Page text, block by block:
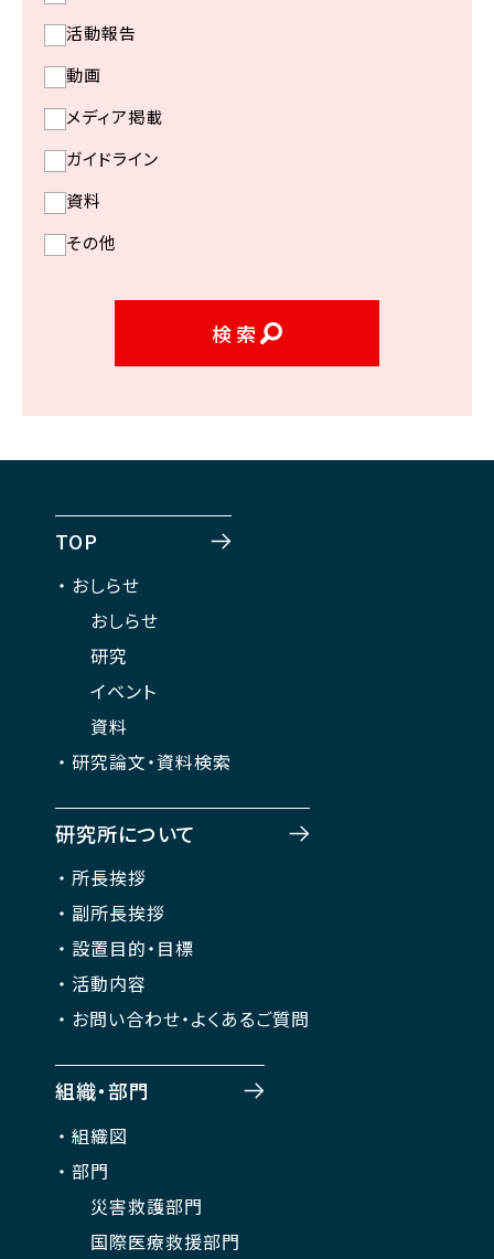
活動報告
動画
メディア掲載
ガイドライン
資料
その他
検索
TOP
おしらせ
おしらせ
研究
イベント
資料
研究論文・資料検索
研究所について
所長挨拶
副所長挨拶
設置目的・目標
活動内容
お問い合わせ・よくあるご質問
組織・部門
組織図
部門
災害救護部門
国際医療救援部門